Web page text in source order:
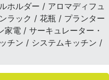
ホルダー / アロマディフュ
ラック / 花瓶 / プランター
電 / サーキュレーター・
チン / システムキッチン /